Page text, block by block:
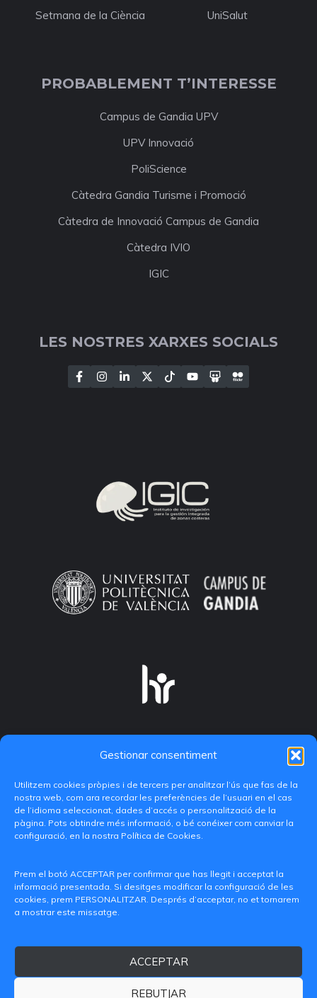
Gestionar consentiment
Utilitzem cookies pròpies i de tercers per analitzar l’ús que fas de la
nostra web, com ara recordar les preferències de l’usuari en el cas
de l’idioma seleccionat, dades d’accés o personalització de la
pàgina. Pots obtindre més informació, o bé conéixer com canviar la
configuració, en la nostra Política de Cookies.
Prem el botó ACCEPTAR per confirmar que has llegit i acceptat la
informació presentada. Si desitges modificar la configuració de les
cookies, prem PERSONALITZAR. Després d’acceptar, no et tornarem
a mostrar este missatge.
ACCEPTAR
REBUTJAR
Setmana de la Ciència
UniSalut
PROBABLEMENT T’INTERESSE
Campus de Gandia UPV
UPV Innovació
PoliScience
Càtedra Gandia Turisme i Promoció
Càtedra de Innovació Campus de Gandia
Càtedra IVIO
IGIC
LES NOSTRES XARXES SOCIALS
C/ Paranimf, 1 - 46730 Grau de Gandia
+34 962849333
Avís legalPolítica de privacitat